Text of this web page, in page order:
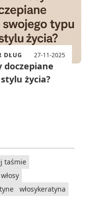
DŁUG 27-11-2025
doczepiane
życia?
taśmie
włosy
włosykeratyna